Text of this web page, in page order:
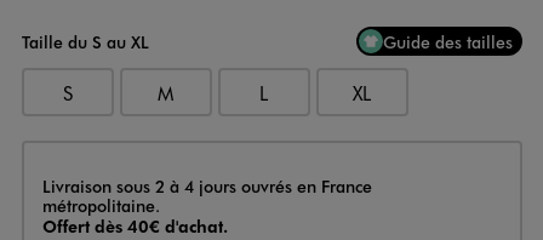
Taille du S au XL Guide des tailles
S M L XL
Livraison
Livraison sous 2 à 4 jours ouvrés en France
métropolitaine.
Offert dès 40€ d'achat.